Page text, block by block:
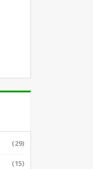
(29)
(15)